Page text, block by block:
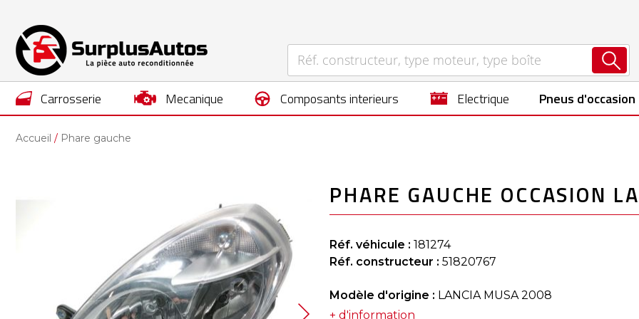
carrosserie mecanique composants interieurs electrique Pneus d'occasion
Accueil Phare gauche
PHARE GAUCHE OCCASION
Réf. véhicule : 181274
Réf. constructeur : 51820767
Modèle d'origine : LANCIA MUSA 2008
+ d'information